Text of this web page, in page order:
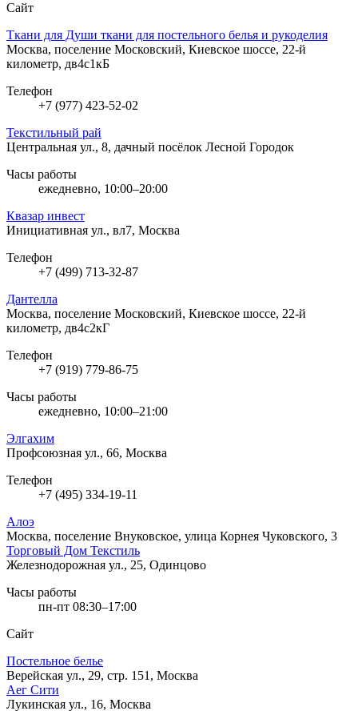
Сайт
Ткани для Души ткани для постельного белья и рукоделия
Москва, поселение Московский, Киевское шоссе, 22-й
километр, дв4с1кБ
Телефон
+7 (977) 423-52-02
Текстильный рай
Центральная ул., 8, дачный посёлок Лесной Городок
Часы работы
ежедневно, 10:00–20:00
Квазар инвест
Инициативная ул., вл7, Москва
Телефон
+7 (499) 713-32-87
Дантелла
Москва, поселение Московский, Киевское шоссе, 22-й
километр, дв4с2кГ
Телефон
+7 (919) 779-86-75
Часы работы
ежедневно, 10:00–21:00
Элгахим
Профсоюзная ул., 66, Москва
Телефон
+7 (495) 334-19-11
Алоэ
Москва, поселение Внуковское, улица Корнея Чуковского, 3
Торговый Дом Текстиль
Железнодорожная ул., 25, Одинцово
Часы работы
пн-пт 08:30–17:00
Сайт
Постельное белье
Верейская ул., 29, стр. 151, Москва
Аег Сити
Лукинская ул., 16, Москва